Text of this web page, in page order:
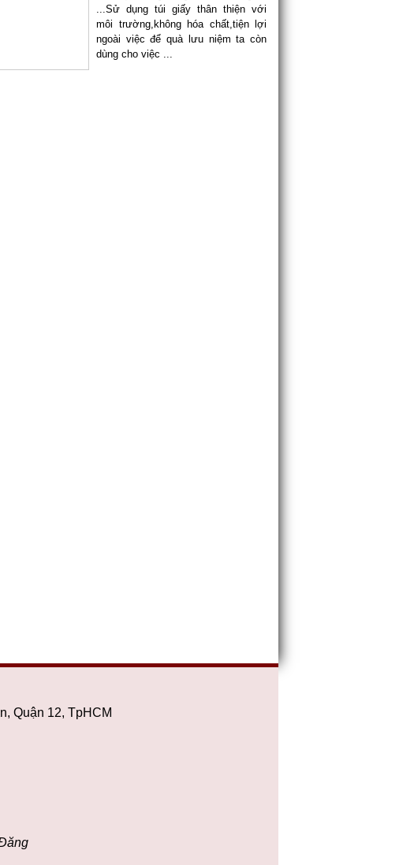
...Sử dụng túi giấy thân thiện với
môi trường,không hóa chất,tiện lợi
ngoài việc để quà lưu niệm ta còn
dùng cho việc ...
Quận 12, TpHCM